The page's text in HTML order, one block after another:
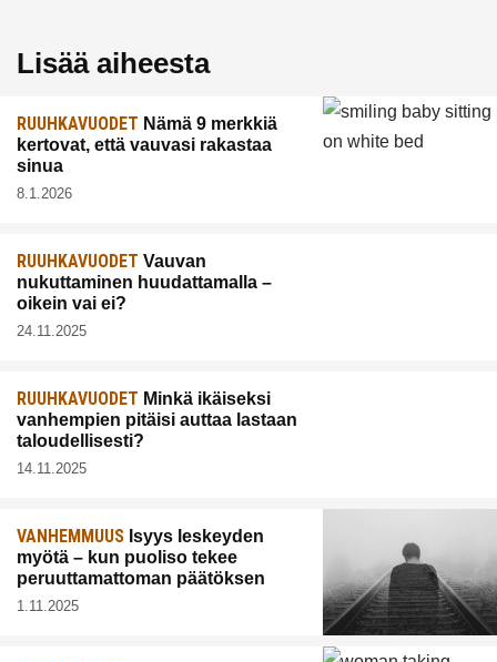
Lisää aiheesta
RUUHKAVUODET Nämä 9 merkkiä
kertovat, että vauvasi rakastaa
sinua
8.1.2026
RUUHKAVUODET Vauvan
nukuttaminen huudattamalla –
oikein vai ei?
24.11.2025
RUUHKAVUODET Minkä ikäiseksi
vanhempien pitäisi auttaa lastaan
taloudellisesti?
14.11.2025
VANHEMMUUS Isyys leskeyden
myötä – kun puoliso tekee
peruuttamattoman päätöksen
1.11.2025